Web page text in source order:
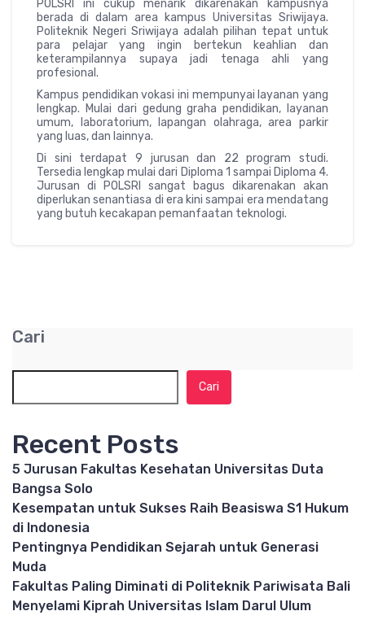
POLSRI ini cukup menarik dikarenakan kampusnya
berada di dalam area kampus Universitas Sriwijaya.
Politeknik Negeri Sriwijaya adalah pilihan tepat untuk
para pelajar yang ingin bertekun keahlian dan
keterampilannya supaya jadi tenaga ahli yang
profesional.
Kampus pendidikan vokasi ini mempunyai layanan yang
lengkap. Mulai dari gedung graha pendidikan, layanan
umum, laboratorium, lapangan olahraga, area parkir
yang luas, dan lainnya.
Di sini terdapat 9 jurusan dan 22 program studi.
Tersedia lengkap mulai dari Diploma 1 sampai Diploma 4.
Jurusan di POLSRI sangat bagus dikarenakan akan
diperlukan senantiasa di era kini sampai era mendatang
yang butuh kecakapan pemanfaatan teknologi.
Cari
Cari
Recent Posts
5 Jurusan Fakultas Kesehatan Universitas Duta
Bangsa Solo
Kesempatan untuk Sukses Raih Beasiswa S1 Hukum
di Indonesia
Pentingnya Pendidikan Sejarah untuk Generasi
Muda
Fakultas Paling Diminati di Politeknik Pariwisata Bali
Menyelami Kiprah Universitas Islam Darul Ulum